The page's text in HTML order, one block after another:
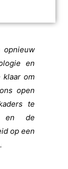
en
klaar om
open
te
en de
op een